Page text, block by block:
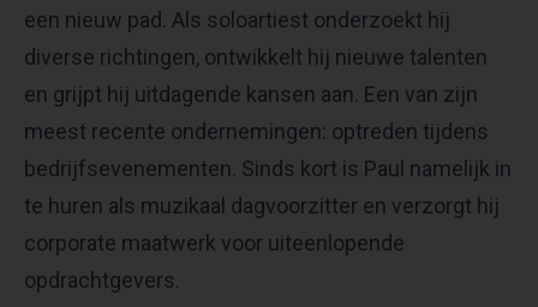
een nieuw pad. Als soloartiest onderzoekt hij
diverse richtingen, ontwikkelt hij nieuwe talenten
en grijpt hij uitdagende kansen aan. Een van zijn
meest recente ondernemingen: optreden tijdens
bedrijfsevenementen. Sinds kort is Paul namelijk in
te huren als muzikaal dagvoorzitter en verzorgt hij
corporate maatwerk voor uiteenlopende
opdrachtgevers.